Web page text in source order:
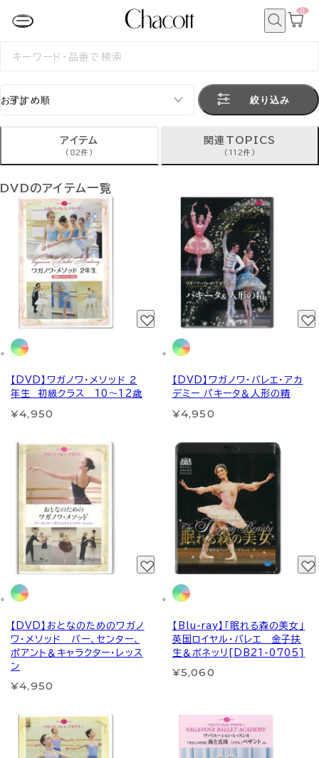
カ
0
検
絞り込み
アイテム
(82件)
関連TOPICS
(112件)
DVDのアイテム一覧
【DVD】ワガノワ・メソッド ２
年生 初級クラス 10～12歳
¥4,950
【DVD】ワガノワ・バレエ・アカ
デミー パキータ＆人形の精
¥4,950
【DVD】おとなのためのワガノ
ワ・メソッド バー、センター、
ポアント＆キャラクター・レッス
ン
¥4,950
【Blu-ray】「眠れる森の美女」
英国ロイヤル・バレエ 金子扶
生＆ボネッリ[DB21-0705]
¥5,060